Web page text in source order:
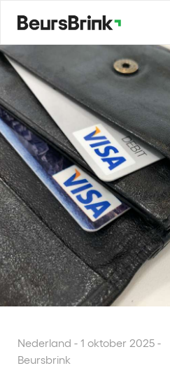
Nederland - 1 oktober 2025 -
Beursbrink